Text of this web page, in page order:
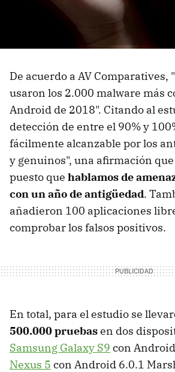
De acuerdo a AV Comparatives,
usaron los 2.000 malware más
Android de 2018". Citando al
detección de entre el 90% y
fácilmente alcanzable por los
y genuinos", una afirmación
puesto que hablamos de
con un año de antigüedad.
añadieron 100 aplicaciones
comprobar los falsos positivos.
En total, para el estudio se
500.000 pruebasen dos
Samsung Galaxy S9 con
Nexus 5 con Android 6.0.1